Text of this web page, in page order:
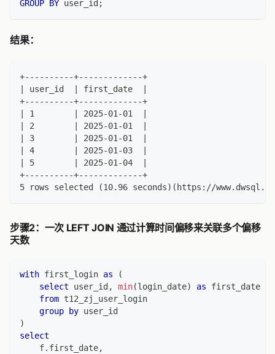
GROUP BY user_id ;
结果：
+----------+-------------+
| user_id  | first_date  |
+----------+-------------+
| 1        | 2025-01-01  |
| 2        | 2025-01-01  |
| 3        | 2025-01-01  |
| 4        | 2025-01-03  |
| 5        | 2025-01-04  |
+----------+-------------+
5 rows selected (10.96 seconds)(https://
步骤2：一次 LEFT JOIN 通过计算时间偏移来关联多个偏移
天数
with first_login as
(
select user_id , min(login_date) as first_date
from t12_zj_user_login
group
by user_id
)
select
    f
. first_date,